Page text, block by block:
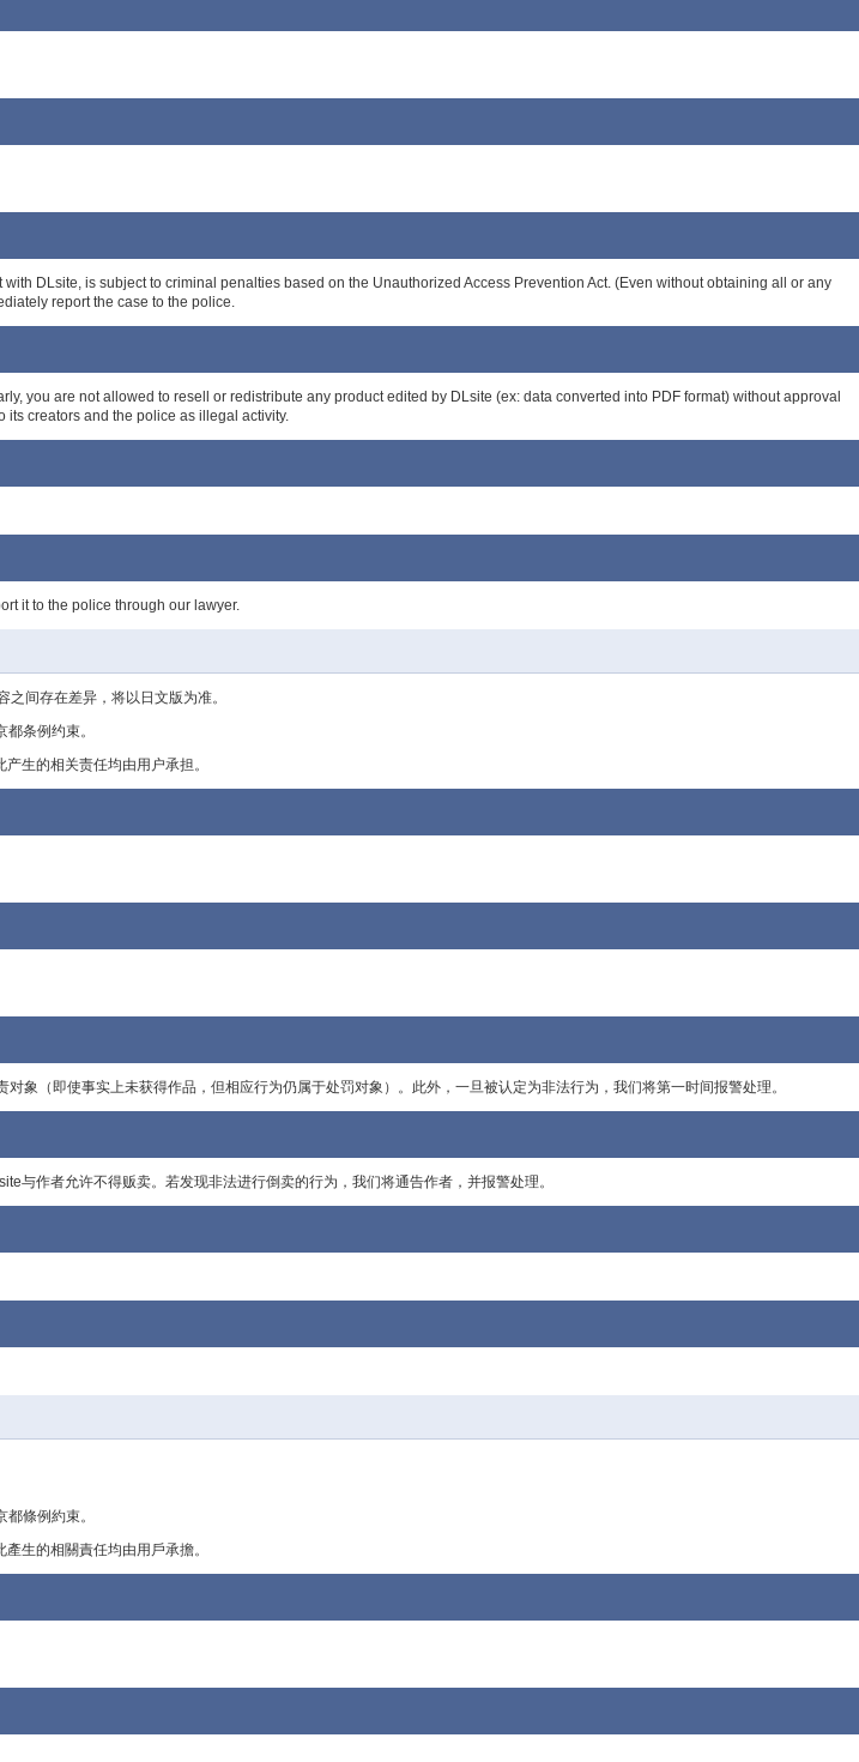
DLsite, is subject to criminal penalties based on the Unauthorized Access Prevention Act. (Even without obtaining all or any
report the case to the police.
you are not allowed to resell or redistribute any product edited by DLsite (ex: data converted into PDF format) without approval
its creators and the police as illegal activity.
it to the police through our lawyer.
间存在差异，将以日文版为准。
条例约束。
生的相关责任均由用户承担。
（即使事实上未获得作品，但相应行为仍属于处罚对象）。此外，一旦被认定为非法行为，我们将第一时间报警处理。
作者允许不得贩卖。若发现非法进行倒卖的行为，我们将通告作者，并报警处理。
條例約束。
生的相關責任均由用戶承擔。